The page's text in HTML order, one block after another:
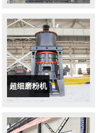
超细磨粉机